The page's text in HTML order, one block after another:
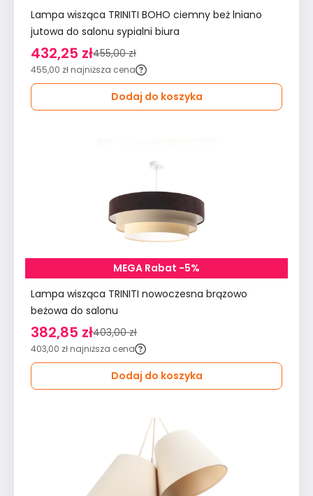
Lampa wisząca TRINITI BOHO ciemny beż lniano
jutowa do salonu sypialni biura
432,25 zł455,00 zł
455,00 zł najniższa cena
Dodaj do koszyka
MEGA Rabat -5%
Lampa wisząca TRINITI nowoczesna brązowo
beżowa do salonu
382,85 zł403,00 zł
403,00 zł najniższa cena
Dodaj do koszyka